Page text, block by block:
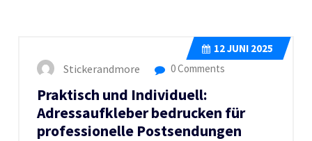
12JUNI 2025
Stickerandmore 0 Comments
Praktisch und Individuell:
Adressaufkleber bedrucken für
professionelle Postsendungen